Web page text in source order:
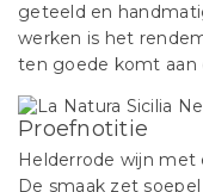
geteeld en
werken is het
ten goede komt aan
Proefnotitie
Helderrode wijn met
De smaak zet